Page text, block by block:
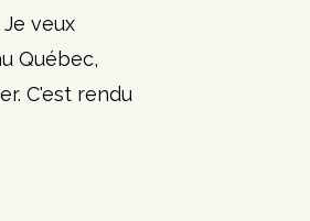
veux
Québec,
C'est rendu